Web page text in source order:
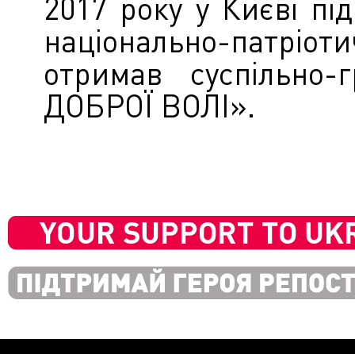
національно-
отримав
ДОБРОЇ ВОЛІ».